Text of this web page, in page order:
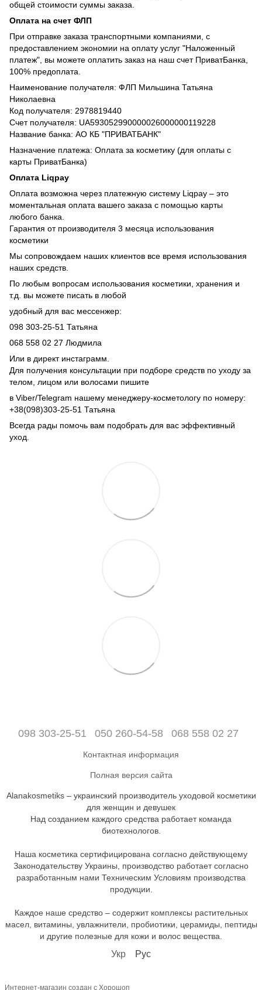
общей стоимости суммы заказа.
Оплата на счет ФЛП
При отправке заказа транспортными компаниями, с
предоставлением экономии на оплату услуг "Наложенный
платеж", вы можете оплатить заказ на наш счет ПриватБанка,
100% предоплата.
Наименование получателя: ФЛП Мильшина Татьяна
Николаевна
Код получателя: 2978819440
Счет получателя: UA593052990000026000000119228
Название банка: АО КБ "ПРИВАТБАНК"
Назначение платежа: Оплата за косметику (для оплаты с
карты ПриватБанка)
Оплата Liqpay
Оплата возможна через платежную систему Liqpay – это
моментальная оплата вашего заказа с помощью карты
любого банка.
Гарантия от производителя 3 месяца использования
косметики
Мы сопровождаем наших клиентов все время использования
наших средств.
По любым вопросам использования косметики, хранения и
т.д. вы можете писать в любой
удобный для вас мессенжер:
098 303-25-51 Татьяна
068 558 02 27 Людмила
Или в директ инстаграмм.
Для получения консультации при подборе средств по уходу за
телом, лицом или волосами пишите
в Viber/Telegram нашему менеджеру-косметологу по номеру:
+38(098)303-25-51 Татьяна
Всегда рады помочь вам подобрать для вас эффективный
уход.
098 303-25-51 050 260-54-58 068 558 02 27
Контактная информация
Полная версия сайта
Alanakosmetiks – украинский производитель уходовой косметики
для женщин и девушек
Над созданием каждого средства работает команда
биотехнологов.
Наша косметика сертифицирована согласно действующему
Законодательству Украины, производство работает согласно
разработанным нами Техническим Условиям производства
продукции.
Каждое наше средство – содержит комплексы растительных
масел, витамины, увлажнители, пробиотики, церамиды, пептиды
и другие полезные для кожи и волос вещества.
Укр Рус
Интернет-магазин создан с Хорошоп